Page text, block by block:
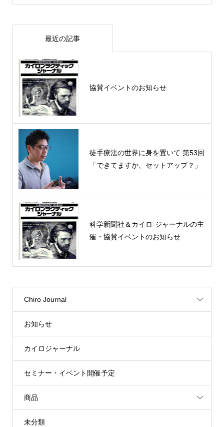
最近の記事
協賛イベントのお知らせ
徒手療法の世界に身を置いて 第53回
「できてますか、セットアップ？」
科学新聞社＆カイロ-ジャーナルの主
催・協賛イベントのお知らせ
Chiro Journal
お知らせ
カイロジャーナル
セミナー・イベント開催予定
商品
未分類